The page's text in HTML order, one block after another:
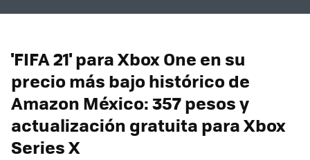
'FIFA 21' para Xbox One en su
precio más bajo histórico de
Amazon México: 357 pesos y
actualización gratuita para Xbox
Series X